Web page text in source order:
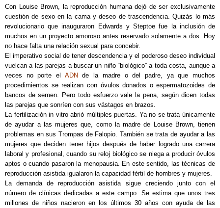
Con Louise Brown, la reproducción humana dejó de ser exclusivamente
cuestión de sexo en la cama y deseo de trascendencia. Quizás lo más
revolucionario que inauguraron Edwards y Steptoe fue la inclusión de
muchos en un proyecto amoroso antes reservado solamente a dos. Hoy
no hace falta una relación sexual para concebir.
El imperativo social de tener descendencia y el poderoso deseo individual
vuelcan a las parejas a buscar un niño “biológico” a toda costa, aunque a
veces no porte el ADN de la madre o del padre, ya que muchos
procedimientos se realizan con óvulos donados o espermatozoides de
bancos de semen. Pero todo esfuerzo vale la pena, según dicen todas
las parejas que sonríen con sus vástagos en brazos.
La fertilización in vitro abrió múltiples puertas. Ya no se trata únicamente
de ayudar a las mujeres que, como la madre de Louise Brown, tienen
problemas en sus Trompas de Falopio. También se trata de ayudar a las
mujeres que deciden tener hijos después de haber logrado una carrera
laboral y profesional, cuando su reloj biológico se niega a producir óvulos
aptos o cuando pasaron la menopausia. En este sentido, las técnicas de
reproducción asistida igualaron la capacidad fértil de hombres y mujeres.
La demanda de reproducción asistida sigue creciendo junto con el
número de clínicas dedicadas a este campo. Se estima que unos tres
millones de niños nacieron en los últimos 30 años con ayuda de las